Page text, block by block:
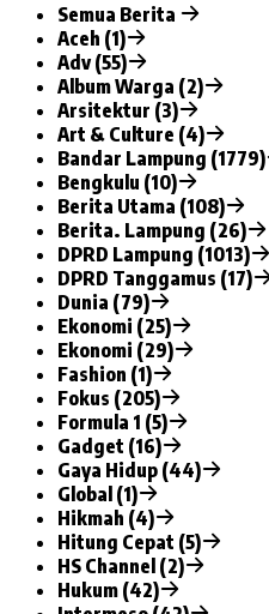
Semua Berita
Aceh (1)
Adv (55)
Album Warga (2)
Arsitektur (3)
Art & Culture (4)
Bandar Lampung (1779)
Bengkulu (10)
Berita Utama (108)
Berita. Lampung (26)
DPRD Lampung (1013)
DPRD Tanggamus (17)
Dunia (79)
Ekonomi (25)
Ekonomi (29)
Fashion (1)
Fokus (205)
Formula 1 (5)
Gadget (16)
Gaya Hidup (44)
Global (1)
Hikmah (4)
Hitung Cepat (5)
HS Channel (2)
Hukum (42)